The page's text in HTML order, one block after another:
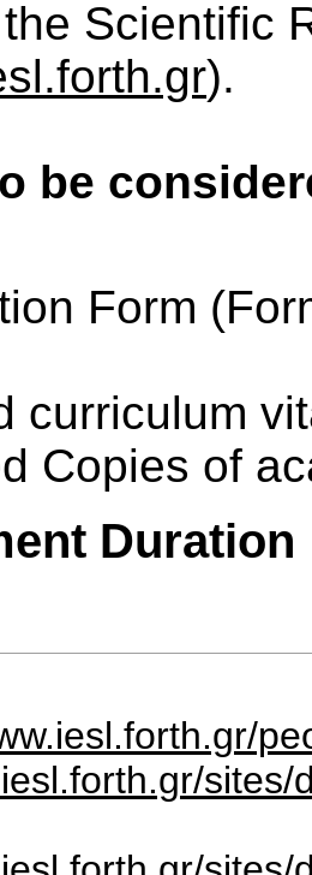
Scientific
).
be
Form
curriculum
Copies of
Duration